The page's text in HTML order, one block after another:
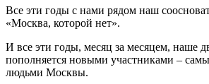
Все эти годы с нами рядом наш
«Москва, которой нет».
И все эти годы, месяц за месяцем, наше
пополняется новыми участниками –
людьми Москвы.